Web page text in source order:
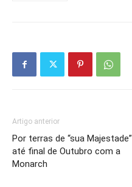
Artigo anterior
Por terras de “sua Majestade”
até final de Outubro com a
Monarch